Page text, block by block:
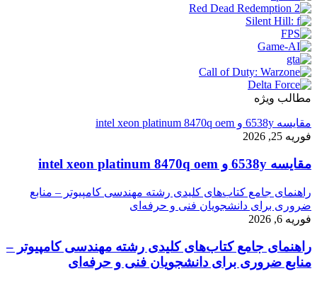
مطالب ویژه
مقایسه 6538y و intel xeon platinum 8470q oem
فوریه 25, 2026
مقایسه 6538y و intel xeon platinum 8470q oem
راهنمای جامع کتاب‌های کلیدی رشته مهندسی کامپیوتر – منابع
ضروری برای دانشجویان فنی و حرفه‌ای
فوریه 6, 2026
راهنمای جامع کتاب‌های کلیدی رشته مهندسی کامپیوتر –
منابع ضروری برای دانشجویان فنی و حرفه‌ای